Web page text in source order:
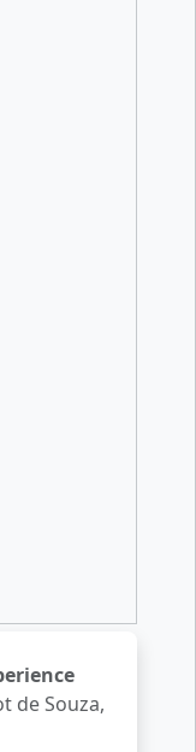
de Souza,